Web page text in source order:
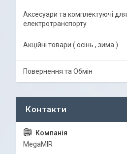
Аксесуари та комплектуючі для
електротранспорту
Акційні товари ( осінь , зима )
Повернення та Обмін
MegaMIR